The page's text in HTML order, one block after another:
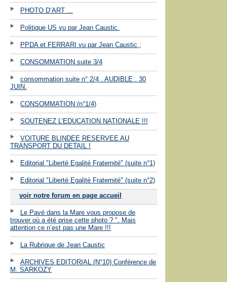
PHOTO D’ART ...
Politique US vu par Jean Caustic.
PPDA et FERRARI vu par Jean Caustic ;
CONSOMMATION suite 3/4
consommation suite n° 2/4 . AUDIBLE . 30
JUIN.
CONSOMMATION (n°1/4)
SOUTENEZ L’EDUCATION NATIONALE !!!
VOITURE BLINDEE RESERVEE AU
TRANSPORT DU DETAIL !
Editorial "Liberté Egalité Fraternité" (suite n°1)
Editorial "Liberté Egalité Fraternité" (suite n°2)
voir notre forum en page accueil
Le Pavé dans la Mare vous propose de
trouver où a été prise cette photo ? ". Mais
attention ce n’est pas une Mare !!!
La Rubrique de Jean Caustic
ARCHIVES EDITORIAL (N°10) Conférence de
M. SARKOZY